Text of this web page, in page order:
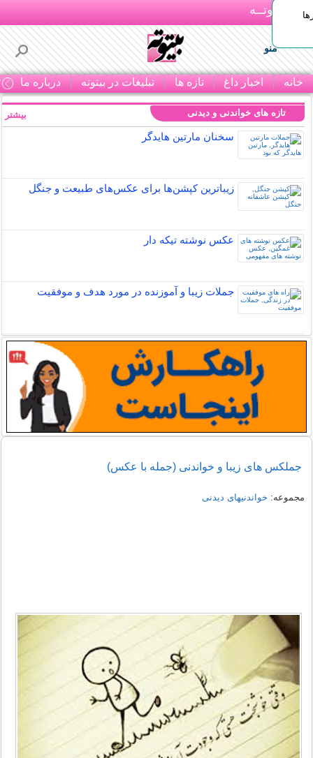
بـیتوتــه
منو
خانه اخبار داغ تازه ها تبلیغات در بیتوته درباره ما
تازه های خواندنی و دیدنی
سخنان مارتین هایدگر
زیباترین کپشن‌ها برای عکس‌های طبیعت و جنگل
عکس نوشته تیکه دار
جملات زیبا و آموزنده در مورد هدف و موفقیت
بیشتر
جملکس های زیبا و خواندنی (جمله با عکس)
مجموعه: خواندنیهای دیدنی